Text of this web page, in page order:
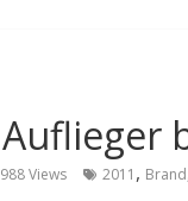
Views 2011 , Brand